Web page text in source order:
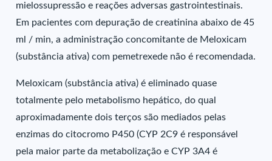
mielossupressão e reações adversas gastrointestinais.
Em pacientes com depuração de creatinina abaixo de 45
ml / min, a administração concomitante de Meloxicam
(substância ativa) com pemetrexede não é recomendada.
Meloxicam (substância ativa) é eliminado quase
totalmente pelo metabolismo hepático, do qual
aproximadamente dois terços são mediados pelas
enzimas do citocromo P450 (CYP 2C9 é responsável
pela maior parte da metabolização e CYP 3A4 é